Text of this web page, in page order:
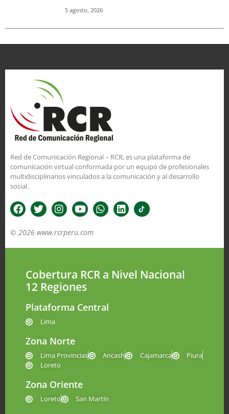
5 agosto, 2026
Red de Comunicación Regional – RCR, es una plataforma de
comunicación virtual conformada por un equipo de profesionales
multidisciplinarios vinculados a la comunicación y al desarrollo
social.
© 2026 www.rcrperu.com
Cobertura RCR a Nivel Nacional
12 Regiones
Plataforma Central
Lima
Zona Norte
Lima Provincias Ancash Cajamarca
Piura
Loreto
Zona Oriente
Loreto San Martín